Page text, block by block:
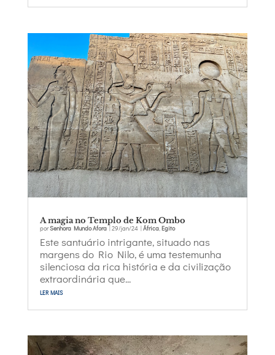
A magia no Templo de Kom Ombo
porSenhora Mundo Afora| 29/jan/24| África, Egito
Este santuário intrigante, situado nas
margens do Rio Nilo, é uma testemunha
silenciosa da rica história e da civilização
extraordinária que...
ler mais